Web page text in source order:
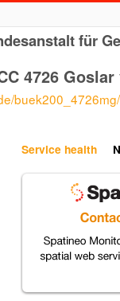
für
4726 Goslar
Service health